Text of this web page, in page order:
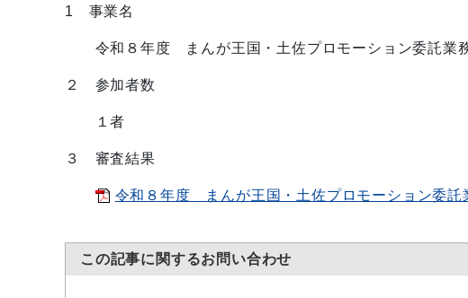
1 事業名
令和８年度 まんが王国・土佐プロモーション委託業
２ 参加者数
１者
３ 審査結果
令和８年度 まんが王国・土佐プロモーション委
この記事に関するお問い合わせ